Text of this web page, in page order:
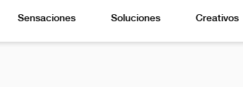
Sensaciones Soluciones Creativos